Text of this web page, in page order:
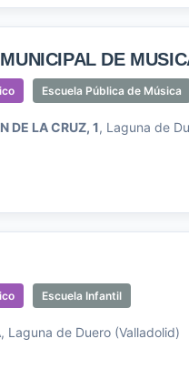
DE
Escuela Pública de Música
DE LA CRUZ, 1, Laguna de
Escuela Infantil
, Laguna de Duero (Valladolid)